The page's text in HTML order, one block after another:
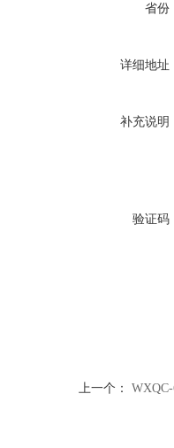
省份
详细地址
补充说明
验证码
上一个：